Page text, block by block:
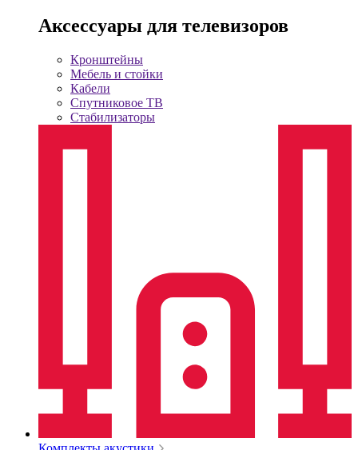
Аксессуары для телевизоров
Кронштейны
Мебель и стойки
Кабели
Спутниковое ТВ
Стабилизаторы